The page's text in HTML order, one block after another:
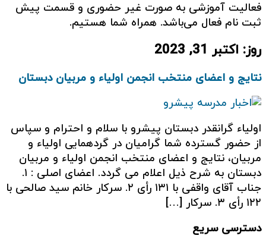
فعالیت آموزشی به صورت غیر حضوری و قسمت پیش
ثبت نام فعال می‌باشد. همراه شما هستیم.
روز: اکتبر 31, 2023
نتایج و اعضای منتخب انجمن اولیاء و مربیان دبستان
اولیاء گرانقدر دبستان پیشرو با سلام و احترام و سپاس
از حضور گسترده شما گرامیان در گردهمایی اولیاء و
مربیان، نتایج و اعضای منتخب انجمن اولیاء و مربیان
دبستان به شرح ذیل اعلام می گردد. اعضای اصلی : ۱.
جناب آقای واقفی با ۱۳۱ رأی ۲. سرکار خانم سید صالحی با
۱۲۲ رأی ۳. سرکار […]
دسترسی سریع